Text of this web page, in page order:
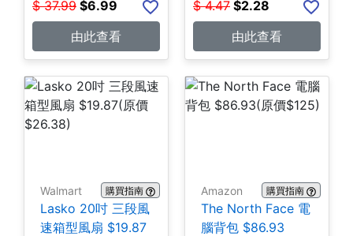
$ 37.99 $6.99
由此查看
$ 4.47 $2.28
由此查看
Walmart 購買指南
Lasko 20吋 三段風
速箱型風扇 $19.87
Amazon 購買指南
The North Face 電
腦背包 $86.93